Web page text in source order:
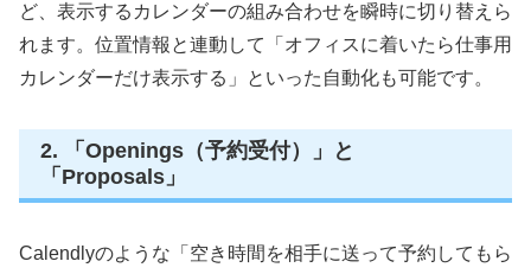
ど、表示するカレンダーの組み合わせを瞬時に切り替えら
れます。位置情報と連動して「オフィスに着いたら仕事用
カレンダーだけ表示する」といった自動化も可能です。
2. 「Openings（予約受付）」と
「Proposals」
Calendlyのような「空き時間を相手に送って予約してもら